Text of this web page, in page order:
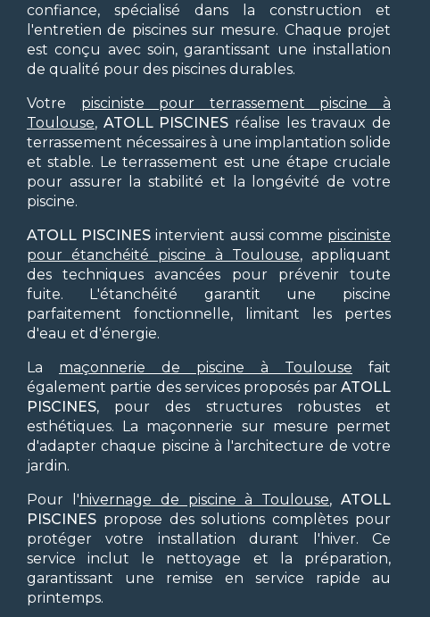
confiance, spécialisé dans la construction et
l'entretien de piscines sur mesure. Chaque projet
est conçu avec soin, garantissant une installation
de qualité pour des piscines durables.
Votre pisciniste pour terrassement piscine à
Toulouse, ATOLL PISCINES réalise les travaux de
terrassement nécessaires à une implantation solide
et stable. Le terrassement est une étape cruciale
pour assurer la stabilité et la longévité de votre
piscine.
ATOLL PISCINES intervient aussi comme pisciniste
pour étanchéité piscine à Toulouse, appliquant
des techniques avancées pour prévenir toute
fuite. L'étanchéité garantit une piscine
parfaitement fonctionnelle, limitant les pertes
d'eau et d'énergie.
La maçonnerie de piscine à Toulouse fait
également partie des services proposés par ATOLL
PISCINES, pour des structures robustes et
esthétiques. La maçonnerie sur mesure permet
d'adapter chaque piscine à l'architecture de votre
jardin.
Pour l' hivernage de piscine à Toulouse,ATOLL
PISCINES propose des solutions complètes pour
protéger votre installation durant l'hiver. Ce
service inclut le nettoyage et la préparation,
garantissant une remise en service rapide au
printemps.